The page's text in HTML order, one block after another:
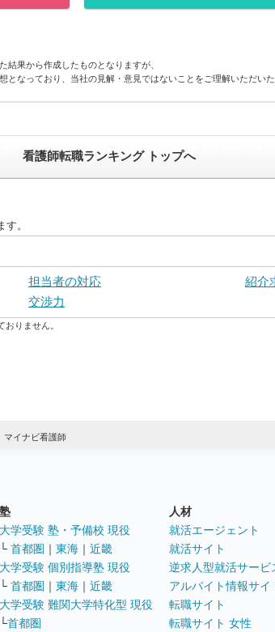
結果から作成したものとなりますが、
なっており、当社の見解・意見ではないことをご理解いただいた
看護師転職ランキング トップへ
。
担当者の対応
紹介
交渉力
りません。
マイナビ看護師
塾
大学受験 塾・予備校 現役
└ 首都圏 ｜ 東海 ｜ 近畿
大学受験 個別指導塾 現役
└ 首都圏 ｜ 東海 ｜ 近畿
大学受験 難関大学特化型 現役
└首都圏
人材
就活エージェント
就活サイト
逆求人型就活サービ
アルバイト情報サイ
転職サイト
転職サイト 女性